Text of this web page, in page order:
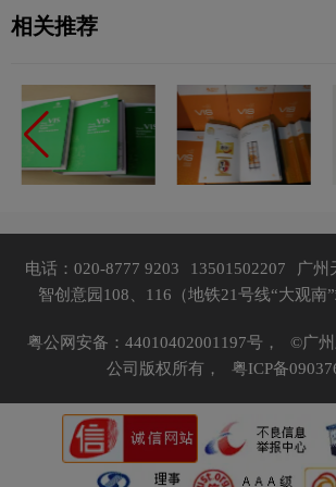
相关推荐
电话：020-8777 9203 13501502207
广州
智创意园108、116（地铁21号线“大观南”
粤公网安备：44010402001197号，
©广州
公司版权所有，
粤ICP备